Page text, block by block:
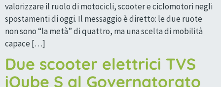
valorizzare il ruolo di motocicli, scooter e ciclomotori negli
spostamenti di oggi. Il messaggio è diretto: le due ruote
non sono “la metà” di quattro, ma una scelta di mobilità
capace […]
Due scooter elettrici TVS
iQube S al Governatorato